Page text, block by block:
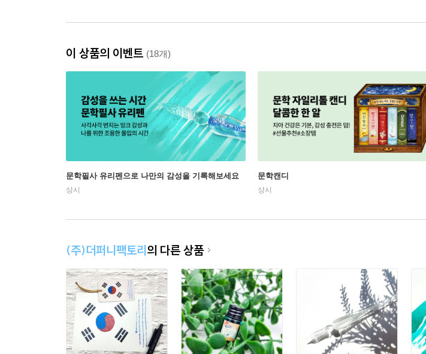
이 상품의 이벤트 (18개)
문학필사 유리펜으로 나만의 감성을 기록해보세요
상시
문학캔디
상시
(주)더퍼니팩토리의 다른 상품